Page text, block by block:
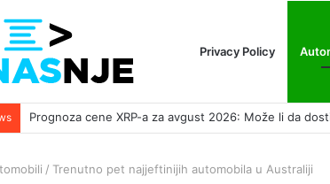
Privacy Policy
/ Trenutno pet najjeftinijih automobila u Australiji